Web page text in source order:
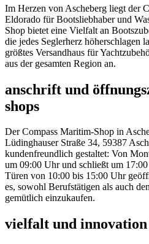
Im Herzen von Ascheberg liegt der
Eldorado für Bootsliebhaber und
Shop bietet eine Vielfalt an
die jedes Seglerherz höherschlagen
größtes Versandhaus für
aus der gesamten Region an.
anschrift und
shops
Der Compass Maritim-Shop in
Lüdinghauser Straße 34, 59387
kundenfreundlich gestaltet: Von
um 09:00 Uhr und schließt um
Türen von 10:00 bis 15:00 Uhr
es, sowohl Berufstätigen als auch
gemütlich einzukaufen.
vielfalt und